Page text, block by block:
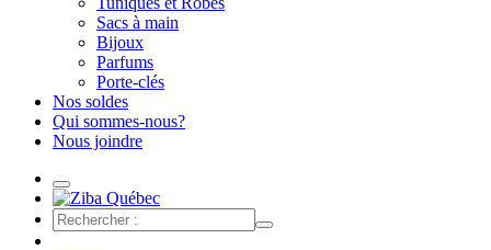
Sacs à main
Bijoux
Parfums
Porte-clés
Nos soldes
Qui sommes-nous?
Nous joindre